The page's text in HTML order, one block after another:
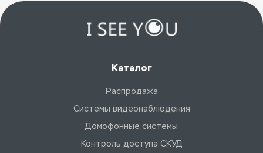
Каталог
Распродажа
Системы видеонаблюдения
Домофонные системы
Контроль доступа СКУД